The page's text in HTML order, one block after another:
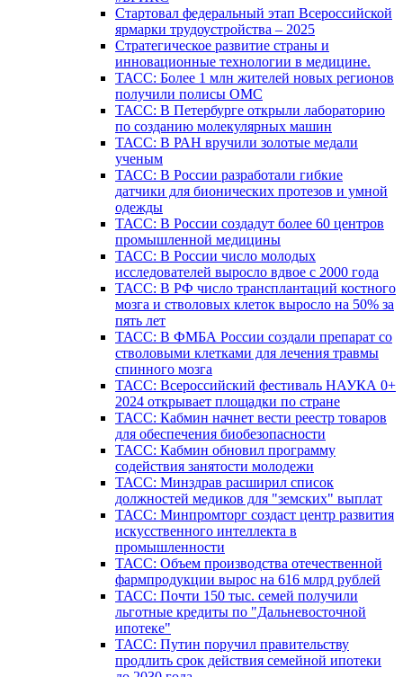
Стартовал федеральный этап Всероссийской
ярмарки трудоустройства – 2025
Стратегическое развитие страны и
инновационные технологии в медицине.
ТАСС: Более 1 млн жителей новых регионов
получили полисы ОМС
ТАСС: В Петербурге открыли лабораторию
по созданию молекулярных машин
ТАСС: В РАН вручили золотые медали
ученым
ТАСС: В России разработали гибкие
датчики для бионических протезов и умной
одежды
ТАСС: В России создадут более 60 центров
промышленной медицины
ТАСС: В России число молодых
исследователей выросло вдвое с 2000 года
ТАСС: В РФ число трансплантаций костного
мозга и стволовых клеток выросло на 50% за
пять лет
ТАСС: В ФМБА России создали препарат со
стволовыми клетками для лечения травмы
спинного мозга
ТАСС: Всероссийский фестиваль НАУКА 0+
2024 открывает площадки по стране
ТАСС: Кабмин начнет вести реестр товаров
для обеспечения биобезопасности
ТАСС: Кабмин обновил программу
содействия занятости молодежи
ТАСС: Минздрав расширил список
должностей медиков для "земских" выплат
ТАСС: Минпромторг создаст центр развития
искусственного интеллекта в
промышленности
ТАСС: Объем производства отечественной
фармпродукции вырос на 616 млрд рублей
ТАСС: Почти 150 тыс. семей получили
льготные кредиты по "Дальневосточной
ипотеке"
ТАСС: Путин поручил правительству
продлить срок действия семейной ипотеки